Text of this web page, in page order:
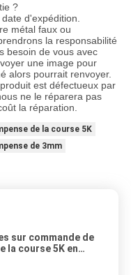
?
d'expédition.
métal faux ou
la responsabilité
besoin de vous avec
une image pour
alors pourrait renvoyer.
est défectueux par
ne le réparera pas
la réparation.
de la course 5K
de 3mm
sur commande de
la course 5K en